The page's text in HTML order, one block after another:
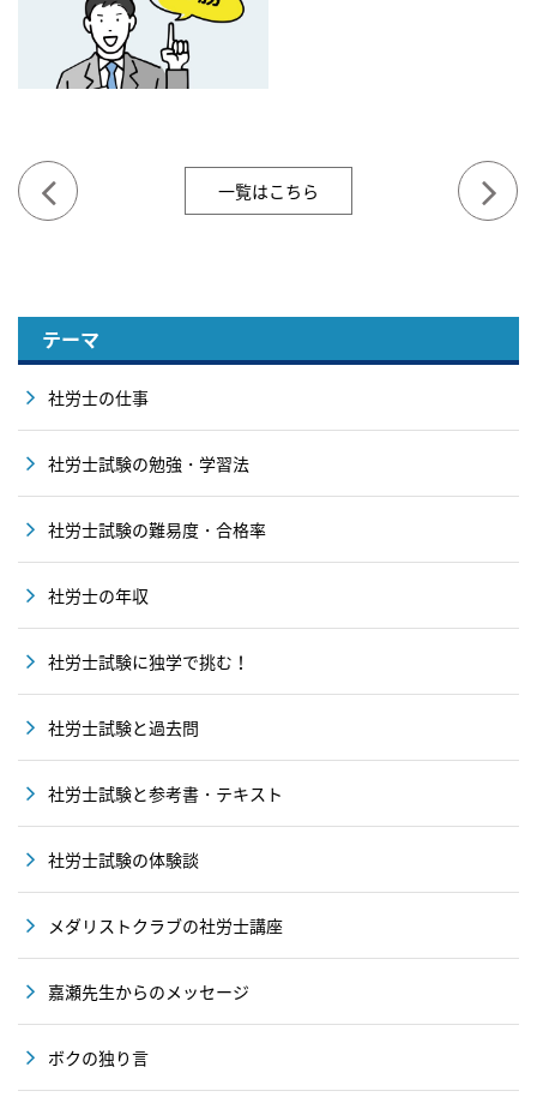
一覧はこちら
テーマ
社労士の仕事
社労士試験の勉強・学習法
社労士試験の難易度・合格率
社労士の年収
社労士試験に独学で挑む！
社労士試験と過去問
社労士試験と参考書・テキスト
社労士試験の体験談
メダリストクラブの社労士講座
嘉瀬先生からのメッセージ
ボクの独り言